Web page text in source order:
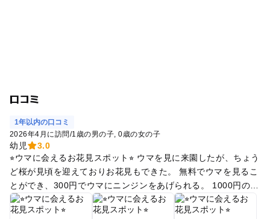
口コミ
1年以内の口コミ
2026年4月に訪問/1歳の男の子 0歳の女の子
幼児
3.0
⭐︎ウマに会えるお花見スポット⭐︎ ウマを見に来園したが、ちょう
ど桜が見頃を迎えておりお花見もできた。 無料でウマを見るこ
とができ、300円でウマにニンジンをあげられる。 1000円の募
金で実際に使われていた蹄鉄をもらうことができるため、ちょ
うど午年の子どもの記念にいただいた。 ニンジンをあげられる